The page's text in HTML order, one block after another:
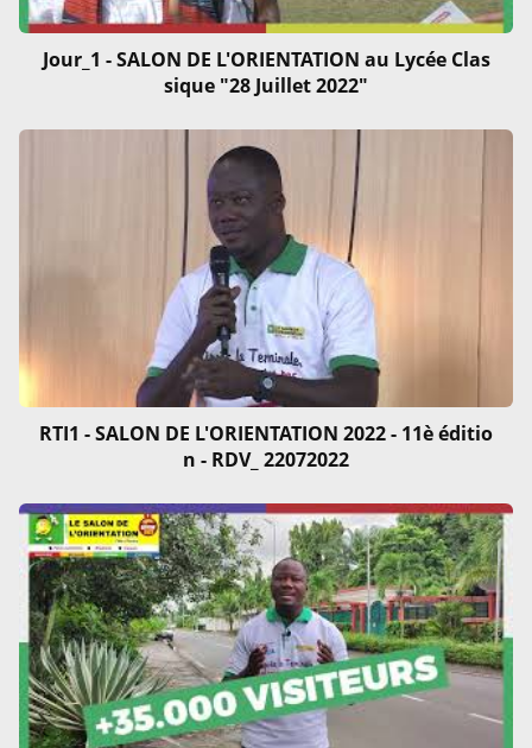
Jour_1 - SALON DE L'ORIENTATION au Lycée Clas
sique "28 Juillet 2022"
RTI1 - SALON DE L'ORIENTATION 2022 - 11è éditio
n - RDV_ 22072022